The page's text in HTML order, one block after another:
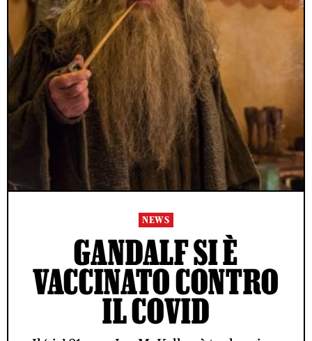
NEWS
GANDALF SI È
VACCINATO CONTRO
IL COVID